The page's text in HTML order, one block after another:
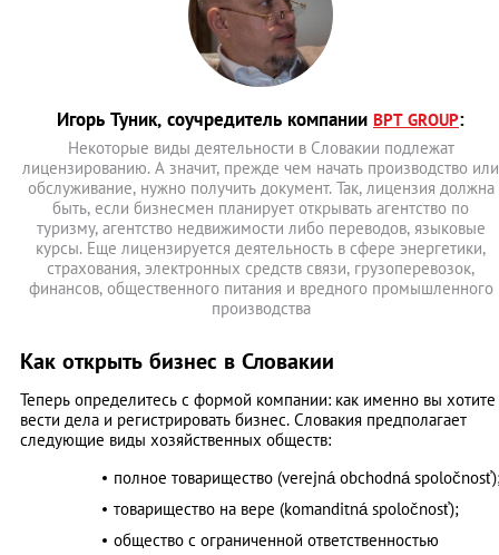
Игорь Туник, соучредитель компании BPT GROUP:
Некоторые виды деятельности в Словакии подлежат
лицензированию. А значит, прежде чем начать производство или
обслуживание, нужно получить документ. Так, лицензия должна
быть, если бизнесмен планирует открывать агентство по
туризму, агентство недвижимости либо переводов, языковые
курсы. Еще лицензируется деятельность в сфере энергетики,
страхования, электронных средств связи, грузоперевозок,
финансов, общественного питания и вредного промышленного
производства
Как открыть бизнес в Словакии
Теперь определитесь с формой компании: как именно вы хотите
вести дела и регистрировать бизнес. Словакия предполагает
следующие виды хозяйственных обществ:
полное товарищество (verejná obchodná
товарищество на вере (komanditná spoločnosť);
общество с ограниченной ответственностью